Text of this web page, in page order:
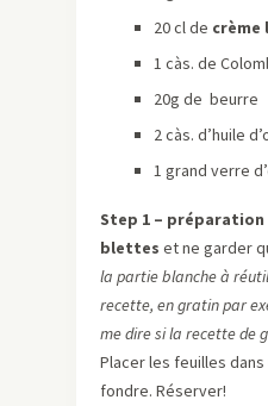
20 cl de crème
1 càs. de
20g de beurre
2càs. d’huile
1 grand verre
Step 1 –
blettes et ne garder
la partie blanche à
recette, en gratin par
me dire si la recette de
Placer les feuilles
fondre. Réserver!